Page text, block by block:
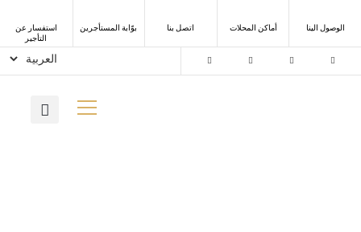
الوصول الينا أماكن المحلات اتصل بنا ﺑﻮّاﺑﺔ اﻟﻤﺴﺘﺄﺟﺮﻳﻦ
استفسار عن
التأجير